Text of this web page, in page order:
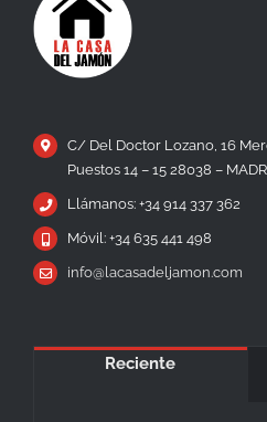
C/ Del Doctor Lozano, 16
Puestos 14 – 15 28038 –
Llámanos: +34 914 337 362
Móvil: +34 635 441 498
info@lacasadeljamon.com
Reciente